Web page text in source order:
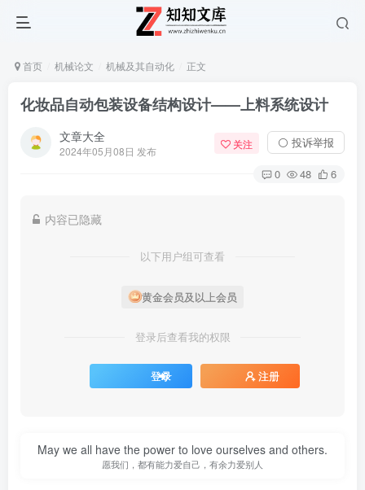
首页 机械论文 机械及其自动化 正文
化妆品自动包装设备结构设计——上料系统设计
文章大全
2024年05月08日 发布
关注 ⚪ 投诉举报
0 48 6
内容已隐藏
以下用户组可查看
黄金会员及以上会员
登录后查看我的权限
登录 注册
May we all have the power to love ourselves and others.
愿我们，都有能力爱自己，有余力爱别人